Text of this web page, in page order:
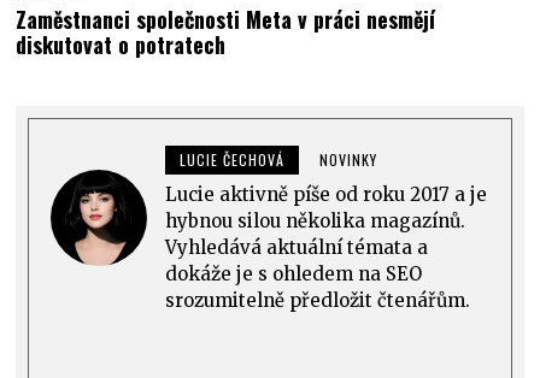
Zaměstnanci společnosti Meta v práci nesmějí
diskutovat o potratech
LUCIE ČECHOVÁ NOVINKY
Lucie aktivně píše od roku 2017 a je
hybnou silou několika magazínů.
Vyhledává aktuální témata a
dokáže je s ohledem na SEO
srozumitelně předložit čtenářům.